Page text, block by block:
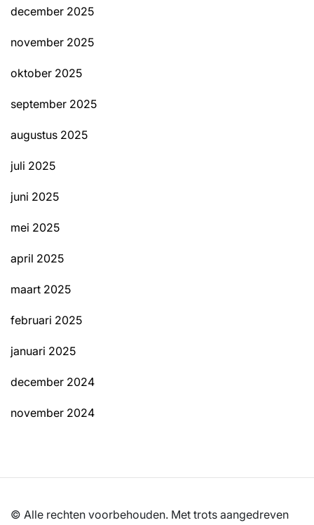
december 2025
november 2025
oktober 2025
september 2025
augustus 2025
juli 2025
juni 2025
mei 2025
april 2025
maart 2025
februari 2025
januari 2025
december 2024
november 2024
© Alle rechten voorbehouden. Met trots aangedreven